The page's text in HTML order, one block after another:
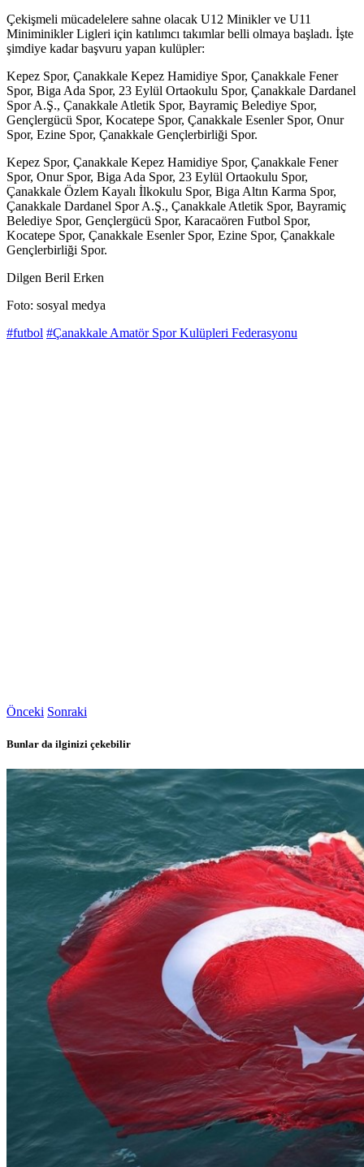
Çekişmeli mücadelelere sahne olacak U12 Minikler ve U11
Miniminikler Ligleri için katılımcı takımlar belli olmaya başladı. İşte
şimdiye kadar başvuru yapan kulüpler:
Kepez Spor, Çanakkale Kepez Hamidiye Spor, Çanakkale Fener
Spor, Biga Ada Spor, 23 Eylül Ortaokulu Spor, Çanakkale Dardanel
Spor A.Ş., Çanakkale Atletik Spor, Bayramiç Belediye Spor,
Gençlergücü Spor, Kocatepe Spor, Çanakkale Esenler Spor, Onur
Spor, Ezine Spor, Çanakkale Gençlerbirliği Spor.
Kepez Spor, Çanakkale Kepez Hamidiye Spor, Çanakkale Fener
Spor, Onur Spor, Biga Ada Spor, 23 Eylül Ortaokulu Spor,
Çanakkale Özlem Kayalı İlkokulu Spor, Biga Altın Karma Spor,
Çanakkale Dardanel Spor A.Ş., Çanakkale Atletik Spor, Bayramiç
Belediye Spor, Gençlergücü Spor, Karacaören Futbol Spor,
Kocatepe Spor, Çanakkale Esenler Spor, Ezine Spor, Çanakkale
Gençlerbirliği Spor.
Dilgen Beril Erken
Foto: sosyal medya
#futbol #Çanakkale Amatör Spor Kulüpleri Federasyonu
Önceki Sonraki
Bunlar da ilginizi çekebilir